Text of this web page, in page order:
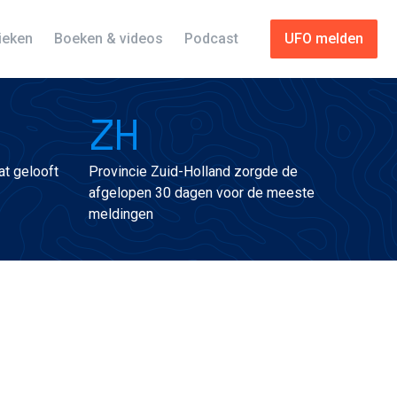
UFO melden
Boeken & videos Podcast
gelooft
ZH
Provincie Zuid-Holland zorgde de
afgelopen 30 dagen voor de meeste
meldingen